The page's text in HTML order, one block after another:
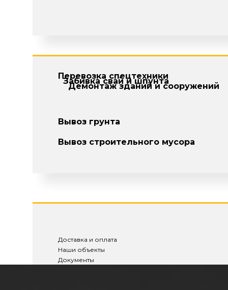
Перевозка спецтехники
Забивка свай и шпунта
Демонтаж зданий и сооружений
Вывоз грунта
Вывоз строительного мусора
Доставка и оплата
Наши объекты
Документы